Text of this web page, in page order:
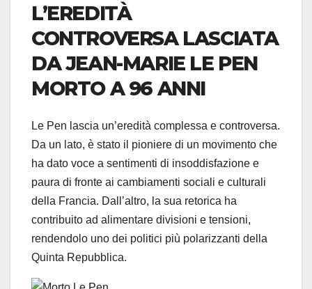
L’EREDITÀ
CONTROVERSA LASCIATA
DA JEAN-MARIE LE PEN
MORTO A 96 ANNI
Le Pen lascia un’eredità complessa e controversa.
Da un lato, è stato il pioniere di un movimento che
ha dato voce a sentimenti di insoddisfazione e
paura di fronte ai cambiamenti sociali e culturali
della Francia. Dall’altro, la sua retorica ha
contribuito ad alimentare divisioni e tensioni,
rendendolo uno dei politici più polarizzanti della
Quinta Repubblica.